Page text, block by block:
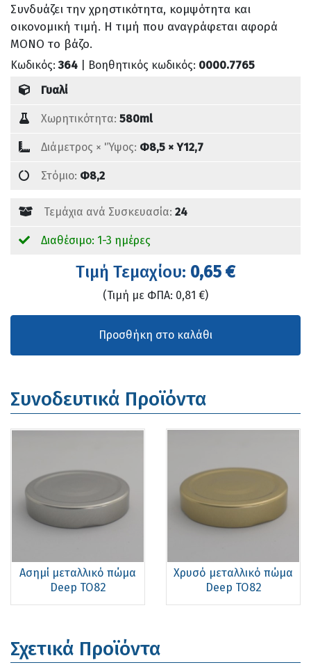
Συνδυάζει την χρηστικότητα, κομψότητα και
οικονομική τιμή. Η τιμή που αναγράφεται αφορά
ΜΟΝΟ το βάζο.
Κωδικός:364 | Βοηθητικός κωδικός: 0000.7765
Γυαλί
Χωρητικότητα: 580ml
Διάμετρος × 'Ύψος: Φ8,5 × Υ12,7
Στόμιο: Φ8,2
Τεμάχια ανά Συσκευασία: 24
Διαθέσιμο: 1-3 ημέρες
Tιμή Τεμαχίου: 0,65 €
(Τιμή με ΦΠΑ: 0,81 €)
Συνοδευτικά Προϊόντα
Ασημί μεταλλικό πώμα
Deep ΤΟ82
Χρυσό μεταλλικό πώμα
Deep ΤΟ82
Σχετικά Προϊόντα